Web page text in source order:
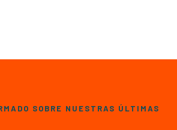
SOBRE NUESTRAS ÚLTIMAS